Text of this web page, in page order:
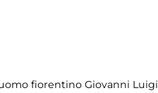
fiorentino Giovanni Luigi